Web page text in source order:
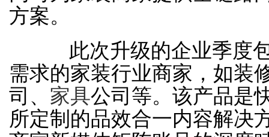
方案。
此次升级的企业季度包
需求的家装行业商家，如装
司、 家具公司等。该产品是
所定制的品效合一内容解决